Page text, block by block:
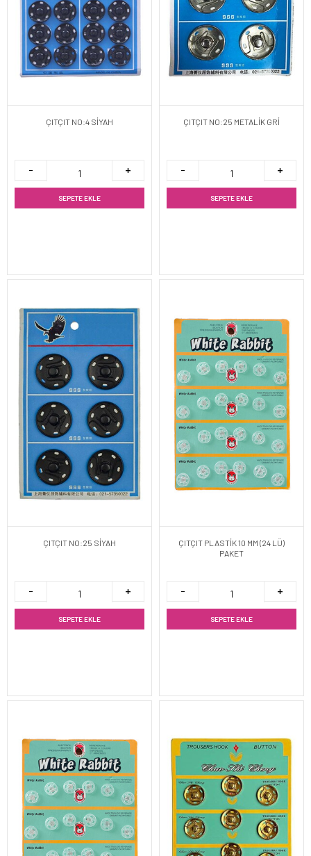
ÇITÇIT NO:4 SİYAH
SEPETE EKLE
ÇITÇIT NO:25 METALİK GRİ
SEPETE EKLE
ÇITÇIT NO:25 SİYAH
SEPETE EKLE
ÇITÇIT PLASTİK 10 MM (24 LÜ)
PAKET
SEPETE EKLE